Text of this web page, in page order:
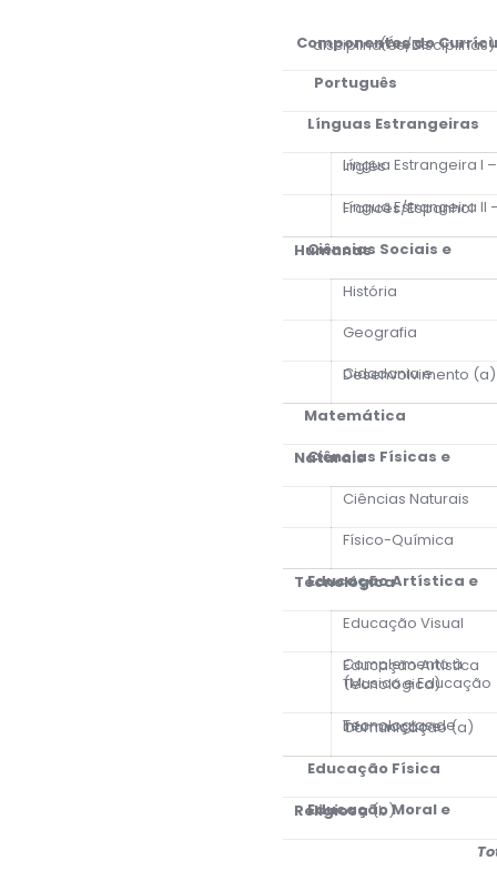
Componentes do
(Áreas disciplinares/Disciplinas)
Português
Línguas Estrangeiras
Língua Estrangeira I – Inglês
Língua Estrangeira II – Francês/Espanhol
Ciências Sociais e Humanas
História
Geografia
Cidadania e Desenvolvimento (a)
Matemática
Ciências Físicas e Naturais
Ciências Naturais
Físico-Química
Educação Artística e Tecnológica
Educação Visual
Complemento à Educação Artística
(Musica e Educação Tecnológica)
Tecnologias de Informação e Comunicação (a)
Educação Física
Educação Moral e Religiosa(b)